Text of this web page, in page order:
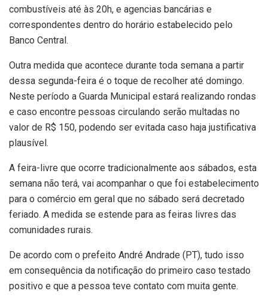
combustíveis até às 20h, e agencias bancárias e
correspondentes dentro do horário estabelecido pelo
Banco Central.
Outra medida que acontece durante toda semana a partir
dessa segunda-feira é o toque de recolher até domingo.
Neste período a Guarda Municipal estará realizando rondas
e caso encontre pessoas circulando serão multadas no
valor de R$ 150, podendo ser evitada caso haja justificativa
plausível.
A feira-livre que ocorre tradicionalmente aos sábados, esta
semana não terá, vai acompanhar o que foi estabelecimento
para o comércio em geral que no sábado será decretado
feriado. A medida se estende para as feiras livres das
comunidades rurais.
De acordo com o prefeito André Andrade (PT), tudo isso
em consequência da notificação do primeiro caso testado
positivo e que a pessoa teve contato com muita gente.